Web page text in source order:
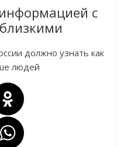
с
должно узнать как
людей